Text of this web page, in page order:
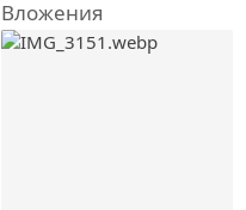
:
Вложения